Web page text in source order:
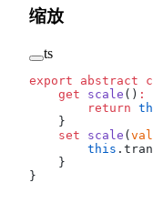
缩放
ts
export abstract
    get
scale () :
        return
    }
    set
scale (
        this
    }
}